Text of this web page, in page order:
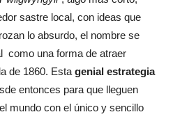
sastre local, con ideas que
lo absurdo, el nombre se
como una forma de atraer
de 1860. Esta genial estrategia
entonces para que lleguen
mundo con el único y sencillo